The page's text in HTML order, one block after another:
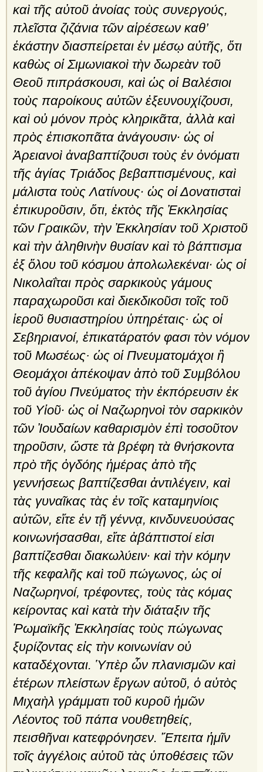
καὶ τῆς αὐτοῦ ἀνοίας τοὺς συνεργούς,
πλεῖστα ζιζάνια τῶν αἱρέσεων καθ’
ἑκάστην διασπείρεται ἐν μέσῳ αὐτῆς, ὅτι
καθὼς οἱ Σιμωνιακοὶ τὴν δωρεὰν τοῦ
Θεοῦ πιπράσκουσι, καὶ ὡς οἱ Βαλέσιοι
τοὺς παροίκους αὐτῶν ἐξευνουχίζουσι,
καὶ οὐ μόνον πρὸς κληρικᾶτα, ἀλλὰ καὶ
πρὸς ἐπισκοπᾶτα ἀνάγουσιν· ὡς οἱ
Ἀρειανοὶ ἀναβαπτίζουσι τοὺς ἐν ὀνόματι
τῆς ἁγίας Τριάδος βεβαπτισμένους, καὶ
μάλιστα τοὺς Λατίνους· ὡς οἱ Δονατισταὶ
ἐπικυροῦσιν, ὅτι, ἐκτὸς τῆς Ἐκκλησίας
τῶν Γραικῶν, τὴν Ἐκκλησίαν τοῦ Χριστοῦ
καὶ τὴν ἀληθινὴν θυσίαν καὶ τὸ βάπτισμα
ἐξ ὅλου τοῦ κόσμου ἀπολωλεκέναι· ὡς οἱ
Νικολαΐται πρὸς σαρκικοὺς γάμους
παραχωροῦσι καὶ διεκδικοῦσι τοῖς τοῦ
ἱεροῦ θυσιαστηρίου ὑπηρέταις· ὡς οἱ
Σεβηριανοί, ἐπικατάρατόν φασι τὸν νόμον
τοῦ Μωσέως· ὡς οἱ Πνευματομάχοι ἢ
Θεομάχοι ἀπέκοψαν ἀπὸ τοῦ Συμβόλου
τοῦ ἁγίου Πνεύματος τὴν ἐκπόρευσιν ἐκ
τοῦ Υἱοῦ· ὡς οἱ Ναζωρηνοὶ τὸν σαρκικὸν
τῶν Ἰουδαίων καθαρισμὸν ἐπὶ τοσοῦτον
τηροῦσιν, ὥστε τὰ βρέφη τὰ θνήσκοντα
πρὸ τῆς ὀγδόης ἡμέρας ἀπὸ τῆς
γεννήσεως βαπτίζεσθαι ἀντιλέγειν, καὶ
τὰς γυναῖκας τὰς ἐν τοῖς καταμηνίοις
αὐτῶν, εἴτε ἐν τῇ γέννᾳ, κινδυνευούσας
κοινωνήσασθαι, εἴτε ἀβάπτιστοί εἰσι
βαπτίζεσθαι διακωλύειν· καὶ τὴν κόμην
τῆς κεφαλῆς καὶ τοῦ πώγωνος, ὡς οἱ
Ναζωρηνοί, τρέφοντες, τοὺς τὰς κόμας
κείροντας καὶ κατὰ τὴν διάταξιν τῆς
Ῥωμαϊκῆς Ἐκκλη­σίας τοὺς πώγωνας
ξυρίζοντας εἰς τὴν κοινωνίαν οὐ
καταδέχονται. Ὑπὲρ ὧν πλανισμῶν καὶ
ἑτέρων πλείστων ἔργων αὐτοῦ, ὁ αὐτὸς
Μιχαὴλ γράμματι τοῦ κυροῦ ἡμῶν
Λέοντος τοῦ πάπα νουθετηθείς,
πεισθῆναι κατεφρόνησεν. Ἔπειτα ἡμῖν
τοῖς ἀγγέλοις αὐτοῦ τὰς ὑποθέσεις τῶν